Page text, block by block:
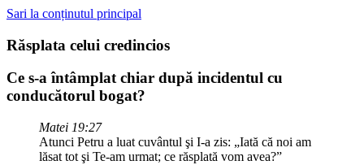
Sari la conținutul principal
Răsplata celui credincios
Ce s-a întâmplat chiar după incidentul cu
conducătorul bogat?
Matei 19:27
Atunci Petru a luat cuvântul şi I-a zis: „Iată că noi am
lăsat tot şi Te-am urmat; ce răsplată vom avea?”